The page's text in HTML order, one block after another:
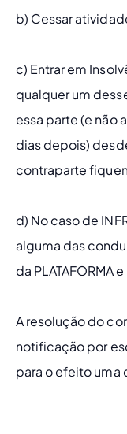
b) Cessar
c) Entrar em
qualquer um
essa parte (e não
dias depois)
contraparte
d) No caso de
alguma das
da PLATAFORMA
A resolução do
notificação por
para o efeito uma